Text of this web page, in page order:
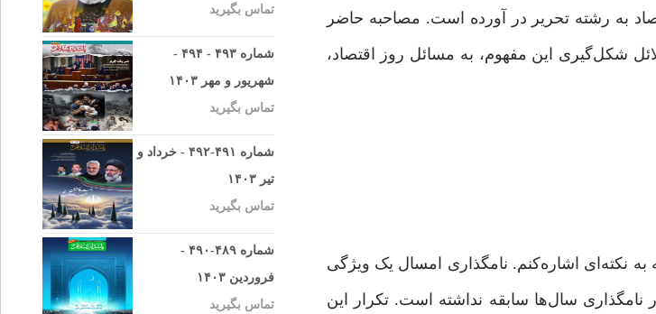
به رشته تحریر در آورده است. مصاحبه حاضر
شکل‌گیری این مفهوم، به مسائل روز اقتصاد،
به نکته‌ای اشاره‌کنم. نامگذاری امسال یک ویژگی
سال‌ها سابقه نداشته است. تکرار این
تماس بگیرید
شماره ۴۹۳ - ۴۹۴ -
شهریور و مهر ۱۴۰۳
تماس بگیرید
شماره ۴۹۱-۴۹۲ - خرداد و
تیر ۱۴۰۳
تماس بگیرید
شماره ۴۸۹-۴۹۰ -
فروردین ۱۴۰۳
تماس بگیرید